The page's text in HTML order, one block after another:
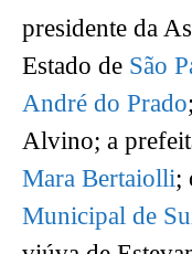
presidente da
Estado de São
André do Prado
Alvino; a
Mara Bertaiolli;
Municipal de